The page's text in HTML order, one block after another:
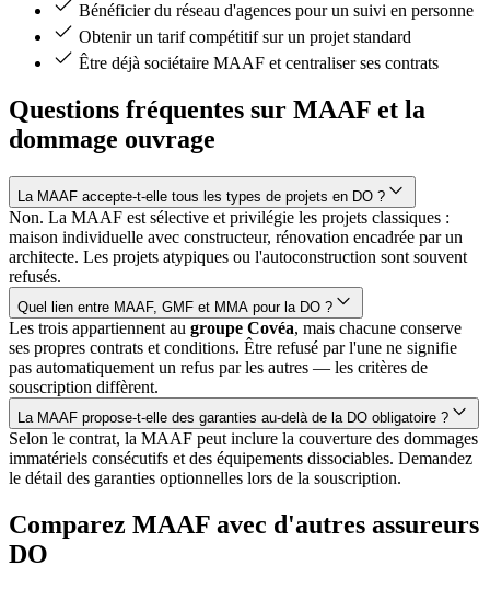
Bénéficier du réseau d'agences pour un suivi en personne
Obtenir un tarif compétitif sur un projet standard
Être déjà sociétaire MAAF et centraliser ses contrats
Questions fréquentes sur MAAF et la
dommage ouvrage
La MAAF accepte-t-elle tous les types de projets en DO ?
Non. La MAAF est sélective et privilégie les projets classiques :
maison individuelle avec constructeur, rénovation encadrée par un
architecte. Les projets atypiques ou l'autoconstruction sont souvent
refusés.
Quel lien entre MAAF, GMF et MMA pour la DO ?
Les trois appartiennent au groupe Covéa, mais chacune conserve
ses propres contrats et conditions. Être refusé par l'une ne signifie
pas automatiquement un refus par les autres — les critères de
souscription diffèrent.
La MAAF propose-t-elle des garanties au-delà de la DO obligatoire ?
Selon le contrat, la MAAF peut inclure la couverture des dommages
immatériels consécutifs et des équipements dissociables. Demandez
le détail des garanties optionnelles lors de la souscription.
Comparez MAAF avec d'autres assureurs
DO